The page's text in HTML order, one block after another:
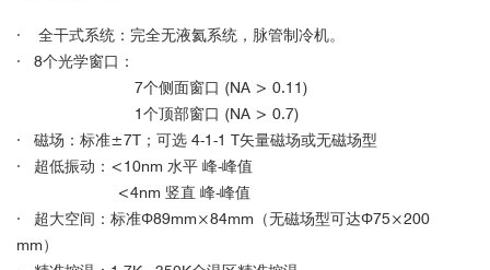
· 全干式系统：完全无液氦系统，脉管制冷机。
· 8个光学窗口：
7个侧面窗口 (NA > 0.11)
1个顶部窗口 (NA > 0.7)
· 磁场：标准±7T；可选 4-1-1 T矢量磁场或无磁场型
· 超低振动：<10nm 水平 峰-峰值
<4nm 竖直 峰-峰值
· 超大空间：标准Φ89mm×84mm（无磁场型可达Φ75×200
mm）